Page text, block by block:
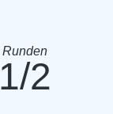
Runden
1/2